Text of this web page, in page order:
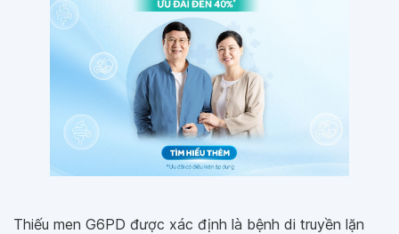
Thiếu men G6PD được xác định là bệnh di truyền lặn